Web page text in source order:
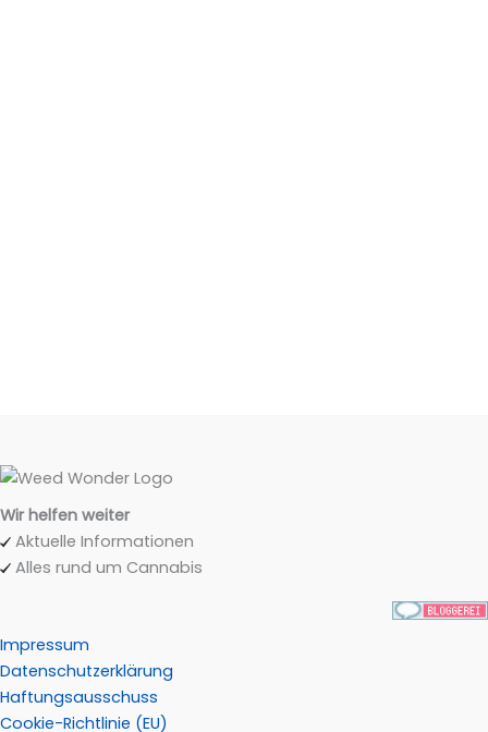
Wir helfen weiter
Aktuelle Informationen
Alles rund um Cannabis
Impressum
Datenschutzerklärung
Haftungsausschuss
Cookie-Richtlinie (EU)